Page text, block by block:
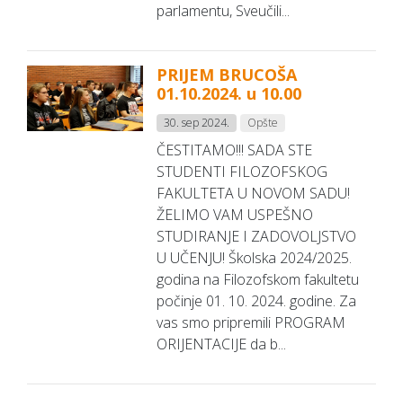
parlamentu, Sveučili...
PRIJEM BRUCOŠA
01.10.2024. u 10.00
30. sep 2024. Opšte
ČESTITAMO!!! SADA STE
STUDENTI FILOZOFSKOG
FAKULTETA U NOVOM SADU!
ŽELIMO VAM USPEŠNO
STUDIRANJE I ZADOVOLJSTVO
U UČENJU! Školska 2024/2025.
godina na Filozofskom fakultetu
počinje 01. 10. 2024. godine. Za
vas smo pripremili PROGRAM
ORIJENTACIJE da b...